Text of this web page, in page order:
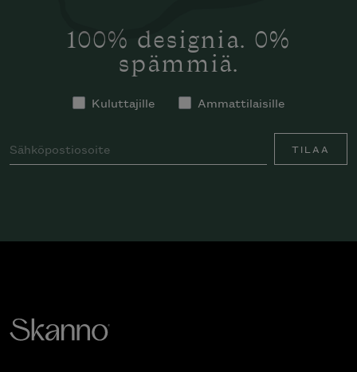
100% designia. 0%
spämmiä.
Kuluttajille Ammattilaisille
TILAA